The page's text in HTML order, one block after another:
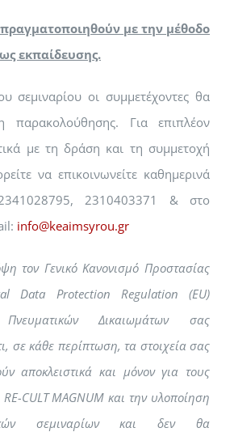
με την μέθοδο
εκπαίδευσης.
σεμιναρίου οι συμμετέχοντες θα
παρακολούθησης. Για επιπλέον
με τη δράση και τη συμμετοχή
να επικοινωνείτε καθημερινά
2310403371 & στο
info@keaimsyrou.gr
τον Γενικό Κανονισμό Προστασίας
Data Protection Regulation (EU)
Δικαιωμάτων σας
σε κάθε περίπτωση, τα στοιχεία σας
αποκλειστικά και μόνον για τους
CULT MAGNUM και την υλοποίηση
σεμιναρίων και δεν θα